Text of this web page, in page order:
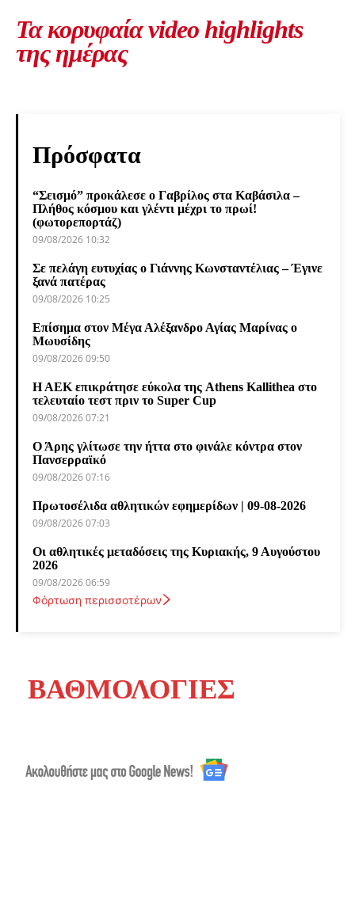
Τα κορυφαία video highlights
της ημέρας
Πρόσφατα
“Σεισμό” προκάλεσε ο Γαβρίλος στα Καβάσιλα –
Πλήθος κόσμου και γλέντι μέχρι το πρωί!
(φωτορεπορτάζ)
09/08/2026 10:32
Σε πελάγη ευτυχίας ο Γιάννης Κωνσταντέλιας – Έγινε
ξανά πατέρας
09/08/2026 10:25
Επίσημα στον Μέγα Αλέξανδρο Αγίας Μαρίνας ο
Μωυσίδης
09/08/2026 09:50
Η ΑΕΚ επικράτησε εύκολα της Athens Kallithea στο
τελευταίο τεστ πριν το Super Cup
09/08/2026 07:21
Ο Άρης γλίτωσε την ήττα στο φινάλε κόντρα στον
Πανσερραϊκό
09/08/2026 07:16
Πρωτοσέλιδα αθλητικών εφημερίδων | 09-08-2026
09/08/2026 07:03
Οι αθλητικές μεταδόσεις της Κυριακής, 9 Αυγούστου
2026
09/08/2026 06:59
Φόρτωση περισσοτέρων
ΒΑΘΜΟΛΟΓΙΕΣ